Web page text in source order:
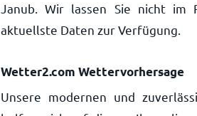
Janub. Wir lassen Sie nicht
aktuellste Daten zur Verfügung.
Wetter2.com Wettervorhersage
Unsere modernen und